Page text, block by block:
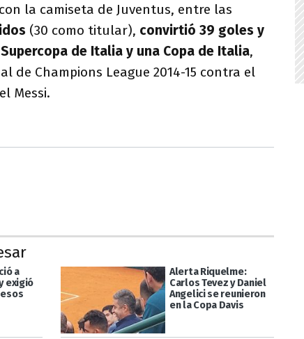
la camiseta de Juventus, entre las
(30 como titular), convirtió 39 goles y
de Italia y una Copa de Italia,
de Champions League 2014-15 contra el
Messi.
a
exigió
Alerta Riquelme:
Carlos Tevez y Daniel
Angelici se reunieron
en la Copa Davis